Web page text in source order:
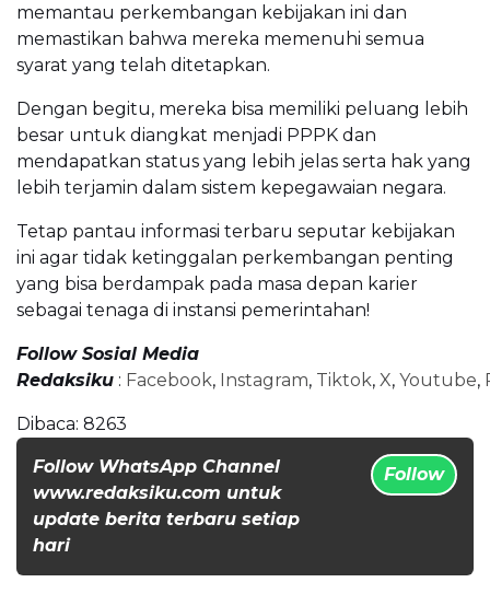
memantau perkembangan kebijakan ini dan
memastikan bahwa mereka memenuhi semua
syarat yang telah ditetapkan.
Dengan begitu, mereka bisa memiliki peluang lebih
besar untuk diangkat menjadi PPPK dan
mendapatkan status yang lebih jelas serta hak yang
lebih terjamin dalam sistem kepegawaian negara.
Tetap pantau informasi terbaru seputar kebijakan
ini agar tidak ketinggalan perkembangan penting
yang bisa berdampak pada masa depan karier
sebagai tenaga di instansi pemerintahan!
Follow Sosial Media
Redaksiku : Facebook, Instagram, Tiktok, X, Youtube,
Dibaca: 8263
Follow WhatsApp Channel
www.redaksiku.com untuk
update berita terbaru setiap
hari
Follow